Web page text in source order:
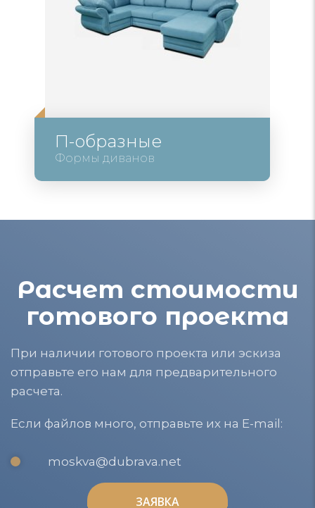
П-образные
Формы диванов
Расчет стоимости
готового проекта
При наличии готового проекта или эскиза
отправьте его нам для предварительного
расчета.
Если файлов много, отправьте их на E-mail:
moskva@dubrava.net
ЗАЯВКА
ЗАЯВКА